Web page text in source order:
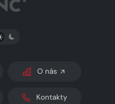
PŘEPNOUT SVĚTLÝ/TMAVÝ REŽIM
O nás
Kontakty